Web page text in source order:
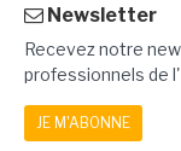
Newsletter
Recevez notre
professionnels de
JE M'ABONNE